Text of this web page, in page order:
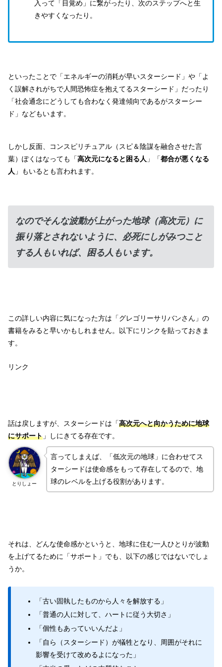
入って「目覚め」に繋がったり、次のステップへと生
きやすくなったり。
といったことで「エネルギーの消耗が早いスターシード」や「よ
く誤解されがちで人間恐怖症を抱えてるスターシード」だったり
「社会通念にどうしても合わなく発達傾向であるがスターシー
ド」などもいます。
しかし反面、コンスピリチュアル（スピ＆陰謀を融合させた言
葉）ぽくはなっても「高次元になると困る人 」「都合が悪くなる
人 」もいるとも言われます。
なのでそんな波動が上がった地球（高次元）に
振り落とされないように、必死にしがみつこと
する人もいれば、困る人もいます。
この詳しい内容に気になった方は「グレゴリーサリバンさん」の
書籍をみると早いかもしれません。以下にリンクを貼っておきま
す。
リンク
話は戻しますが、スターシードは「高次元へと向かうために地球
にサポート 」しにきてる存在です。
とりしょー
言ってしまえば、「低次元の地球」に合わせてス
ターシードは使命感をもって存在してるので、地
球のレベルを上げる役割があります。
それは、どんな使命感かというと、地球に住む一人ひとりが波動
を上げてるために「サポート」でも、以下の感じではないでしょ
うか。
「古い固執したものから人々を解放する」
「普通の人に対して、ハートに従う大切さ」
「個性もあっていいんだよ」
「自ら（スターシード）が犠牲となり、周囲がそれに
影響を受けて改めるよになった」